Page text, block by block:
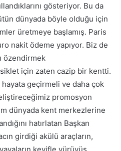
gösteriyor. Bu da
dünyada böyle olduğu için
üretmeye başlamış. Paris
nakit ödeme yapıyor. Biz de
özendirmek
için zaten cazip bir kentti.
geçirmeli ve daha çok
promosyon
dünyada kent merkezlerine
hatırlatan Başkan
girdiği akülü araçların,
keyifle yürüyüş